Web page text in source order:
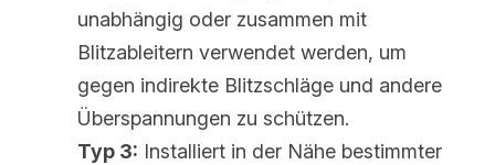
unabhängig oder zusammen mit
Blitzableitern verwendet werden, um
gegen indirekte Blitzschläge und andere
Überspannungen zu schützen.
Typ 3: Installiert in der Nähe bestimmter